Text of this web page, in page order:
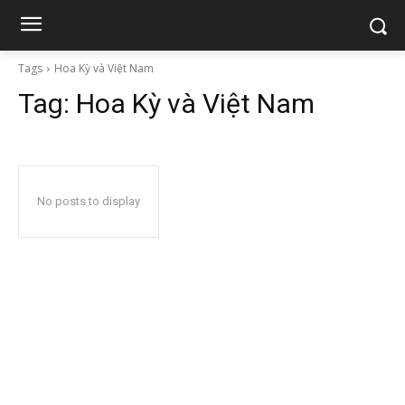
Tags Hoa Kỳ và Việt Nam
Tag: Hoa Kỳ và Việt Nam
No posts to display